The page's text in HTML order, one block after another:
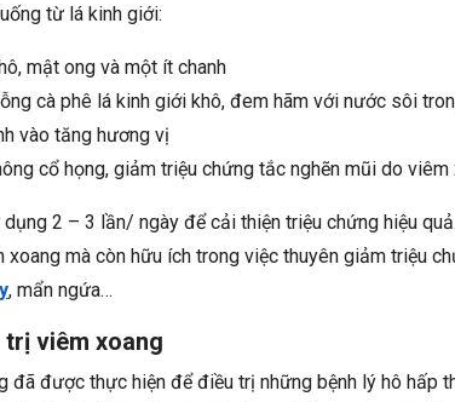
từ lá kinh giới:
mật ong và một ít chanh
cà phê lá kinh giới khô, đem hãm với nước sôi
vào tăng hương vị
cổ họng, giảm triệu chứng tắc nghẽn mũi do viêm
2 – 3 lần/ ngày để cải thiện triệu chứng hiệu
mà còn hữu ích trong việc thuyên giảm triệu
, mẩn ngứa…
trị viêm xoang
đã được thực hiện để điều trị những bệnh lý hô hấp